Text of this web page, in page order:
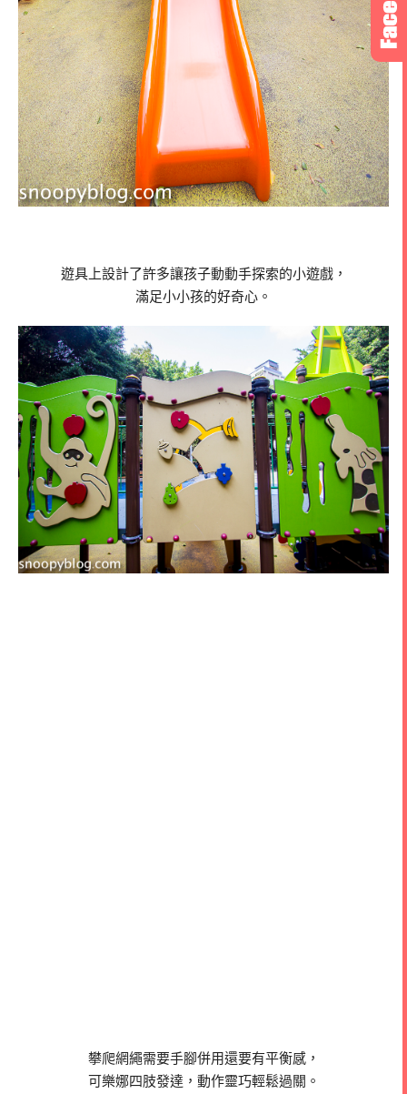
遊具上設計了許多讓孩子動動手探索的小遊戲，
滿足小小孩的好奇心。
攀爬網繩需要手腳併用還要有平衡感，
可樂娜四肢發達，動作靈巧輕鬆過關。